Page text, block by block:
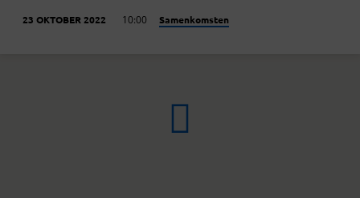
23 OKTOBER 2022 10:00 Samenkomsten